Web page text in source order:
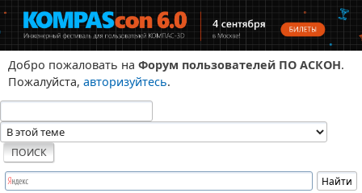
Добро пожаловать на Форум пользователей ПО АСКОН.
Пожалуйста, авторизуйтесь.